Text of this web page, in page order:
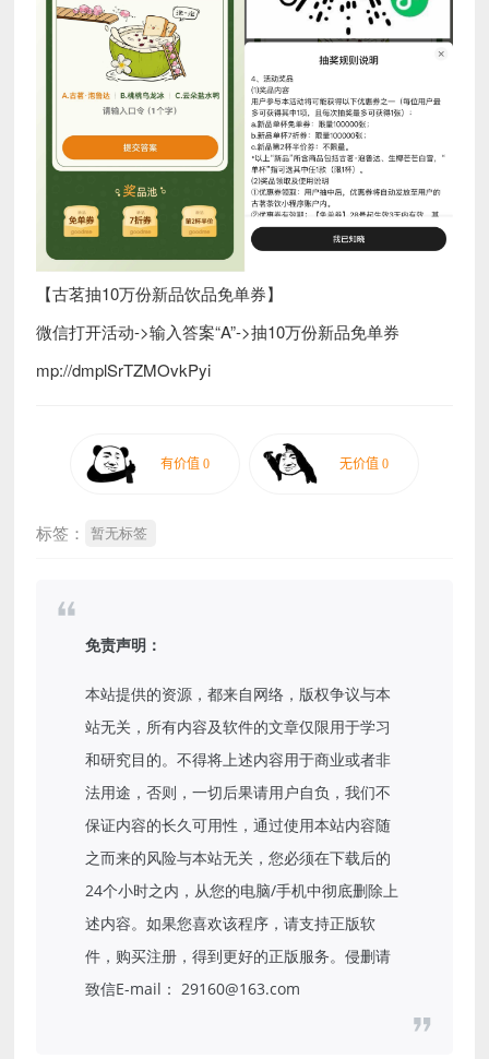
【古茗抽10万份新品饮品免单券】
微信打开活动->输入答案“A”->抽10万份新品免单券
mp://dmplSrTZMOvkPyi
标签： 暂无标签
免责声明：
本站提供的资源，都来自网络，版权争议与本
站无关，所有内容及软件的文章仅限用于学习
和研究目的。不得将上述内容用于商业或者非
法用途，否则，一切后果请用户自负，我们不
保证内容的长久可用性，通过使用本站内容随
之而来的风险与本站无关，您必须在下载后的
24个小时之内，从您的电脑/手机中彻底删除上
述内容。如果您喜欢该程序，请支持正版软
件，购买注册，得到更好的正版服务。侵删请
致信E-mail： 29160@163.com